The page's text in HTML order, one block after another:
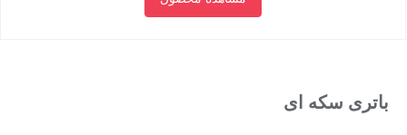
باتری سکه ای